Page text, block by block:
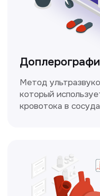
для оценки работы